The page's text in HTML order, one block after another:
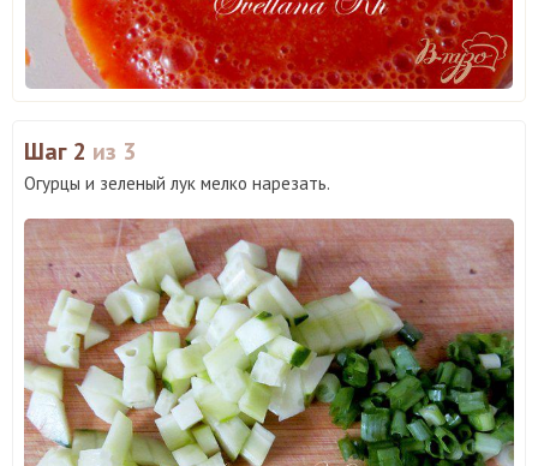
Шаг 2 из 3
Огурцы и зеленый лук мелко нарезать.